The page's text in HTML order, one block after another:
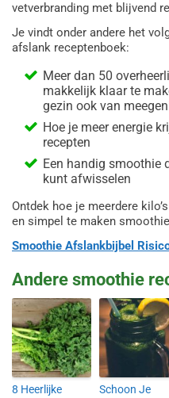
vetverbranding met blijvend
Je vindt onder andere het
afslank receptenboek:
Meer dan 50
makkelijk klaar te
gezin ook van
Hoe je meer energie
recepten
Een handig smoothie
kunt afwisselen
Ontdek hoe je meerdere
en simpel te maken
Smoothie Afslankbijbel
Andere smoothie
8 Heerlijke
Schoon Je